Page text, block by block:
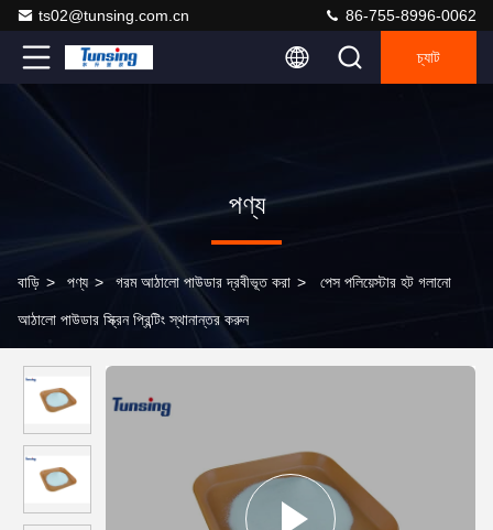
ts02@tunsing.com.cn 86-755-8996-0062
চ্যাট
পণ্য
বাড়ি > পণ্য > গরম আঠালো পাউডার দ্রবীভূত করা > পেস পলিয়েস্টার হট গলানো
আঠালো পাউডার স্ক্রিন প্রিন্টিং স্থানান্তর করুন